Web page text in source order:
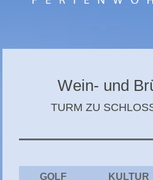
FÜRSTENPALAIS
GÄSTEBUCH
Wein- und
TURM ZU
GOLF KULTUR